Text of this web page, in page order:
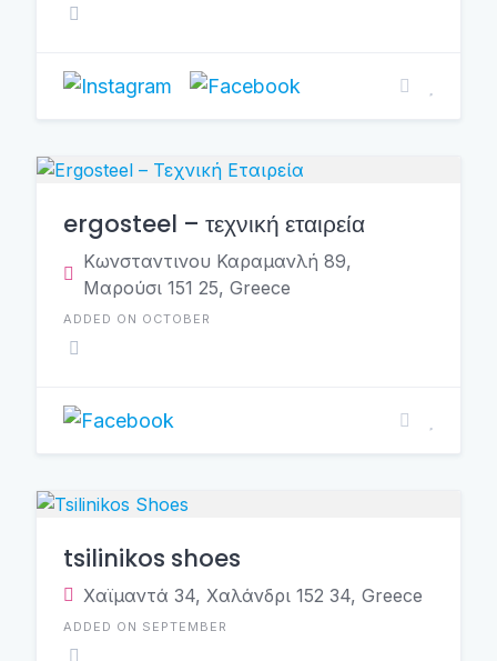
ergosteel – τεχνική εταιρεία
Κωνσταντινου Καραμανλή 89,
Μαρούσι 151 25, Greece
ADDED ON OCTOBER
tsilinikos shoes
Χαϊμαντά 34, Χαλάνδρι 152 34, Greece
ADDED ON SEPTEMBER